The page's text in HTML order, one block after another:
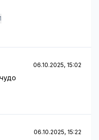
1
06.10.2025, 15:02
06.10.2025, 15:22